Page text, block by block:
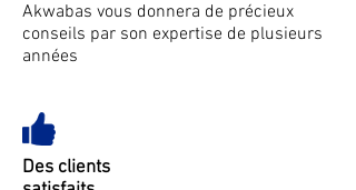
Akwabas vous donnera de précieux
conseils par son expertise de plusieurs
années
Des clients